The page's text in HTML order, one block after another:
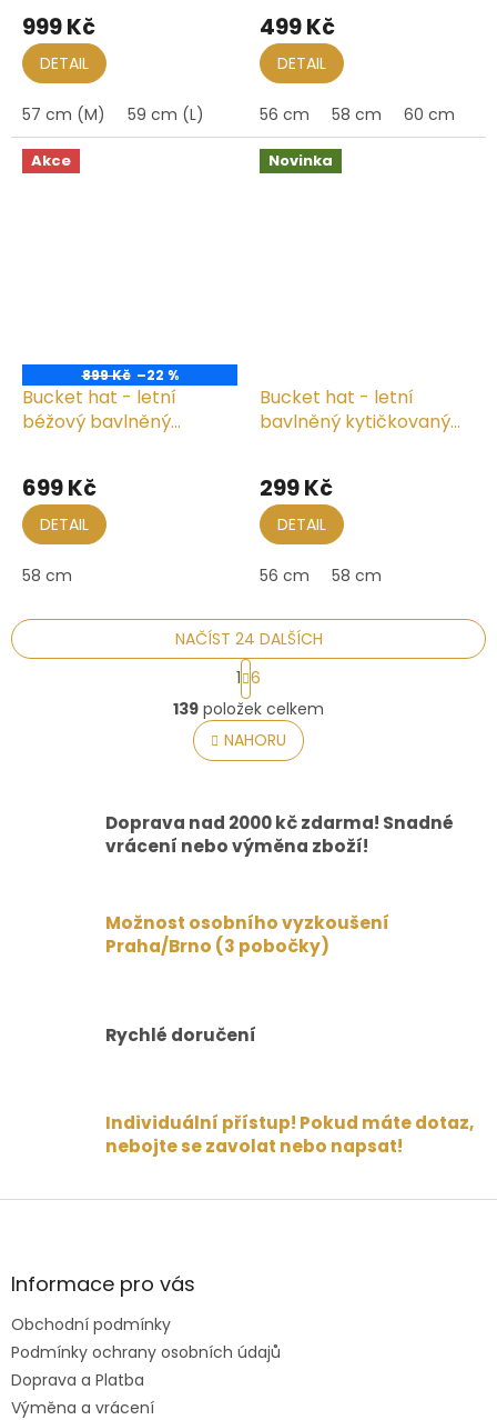
999 Kč
DETAIL
57 cm (M) 59 cm (L)
499 Kč
DETAIL
56 cm 58 cm 60 cm
Akce
899 Kč –22 %
Bucket hat - letní
béžový bavlněný
699 Kč
DETAIL
58 cm
Novinka
Bucket hat - letní
bavlněný kytičkovaný
299 Kč
DETAIL
56 cm 58 cm
O
v
l
á
c
í
v
k
y
i
NAČÍST 24 DALŠÍCH
S
t
r
á
n
k
á
n
í
1 6
139 položek celkem
NAHORU
Doprava nad 2000 kč zdarma! Snadné
vrácení nebo výměna zboží!
Možnost osobního vyzkoušení
Praha/Brno (3 pobočky)
Rychlé doručení
Individuální přístup! Pokud máte dotaz,
nebojte se zavolat nebo napsat!
Z
aInformace pro vás
Obchodní podmínky
Podmínky ochrany osobních údajů
Doprava a Platba
Výměna a vrácení